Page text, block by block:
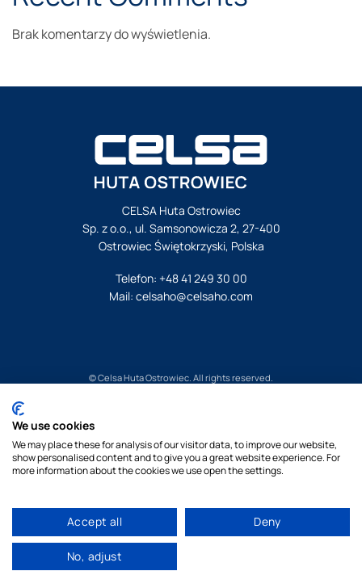
Brak komentarzy do wyświetlenia.
CELSA Huta Ostrowiec
Sp. z o.o., ul. Samsonowicza 2, 27-400
Ostrowiec Świętokrzyski, Polska
Telefon: +48 41 249 30 00
Mail: celsaho@celsaho.com
© Celsa Huta Ostrowiec. All rights reserved.
Polityka cookies
By Pukkas
We use cookies
We may place these for analysis of our visitor data, to improve our website,
show personalised content and to give you a great website experience. For
more information about the cookies we use open the settings.
Accept all Deny
No, adjust